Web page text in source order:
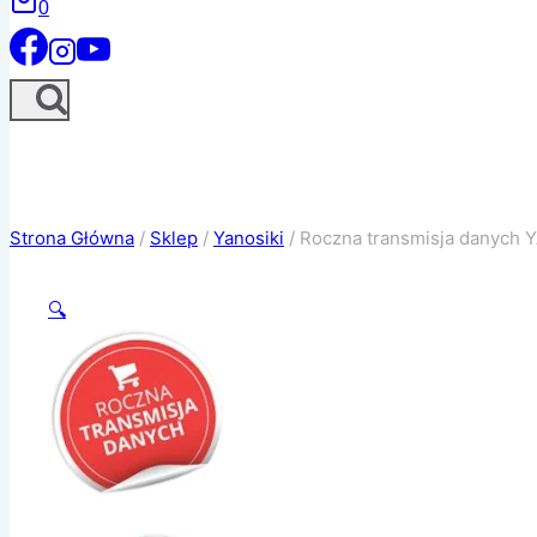
0
Strona Główna / Sklep / Yanosiki / Roczna transmisja danych
🔍